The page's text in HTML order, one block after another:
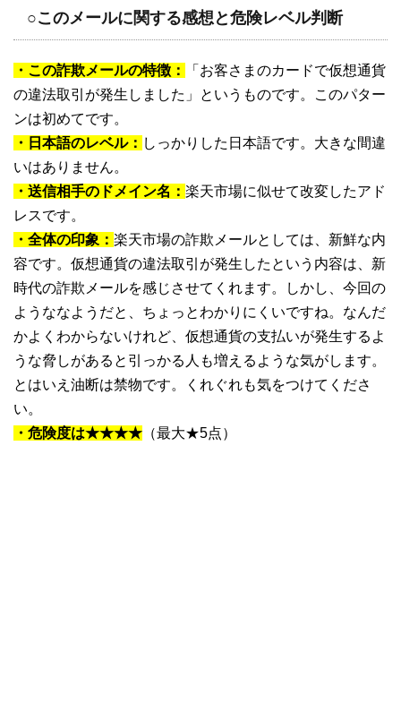
○このメールに関する感想と危険レベル判断
・この詐欺メールの特徴：
「お客さまのカードで仮想通貨
の違法取引が発生しました」というものです。このパター
ンは初めてです。
・日本語のレベル： しっかりした日本語です。大きな間違
いはありません。
・送信相手のドメイン名： 楽天市場に似せて改変したアド
レスです。
・全体の印象： 楽天市場の詐欺メールとしては、新鮮な内
容です。仮想通貨の違法取引が発生したという内容は、新
時代の詐欺メールを感じさせてくれます。しかし、今回の
ようななようだと、ちょっとわかりにくいですね。なんだ
かよくわからないけれど、仮想通貨の支払いが発生するよ
うな脅しがあると引っかる人も増えるような気がします。
とはいえ油断は禁物です。くれぐれも気をつけてくださ
い。
・危険度は★★★★ （最大★5点）